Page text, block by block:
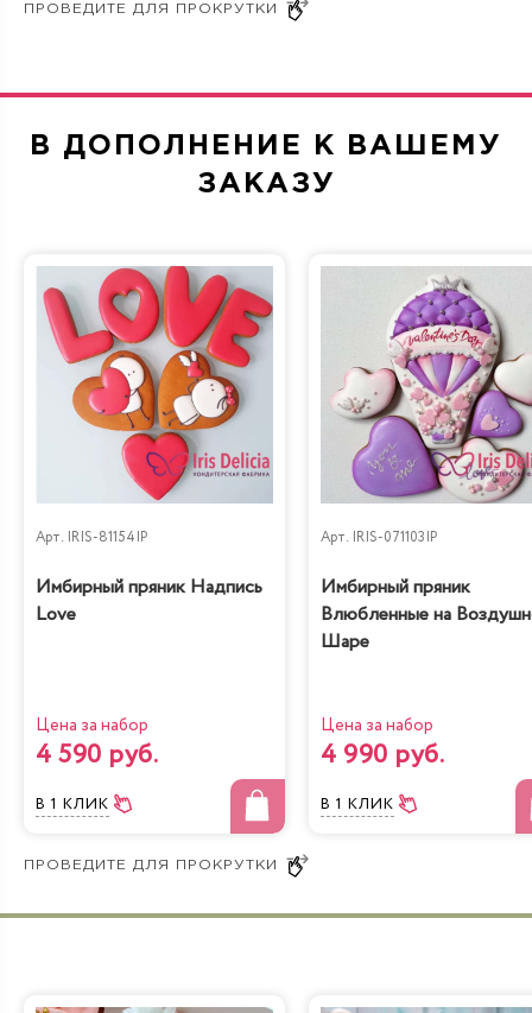
Торт Праздничный Подарок рыбаку. Купить торт на
Делиция. Заказать торт можно по телефону
84956362932, записаться на дегустацию по телефону
84997006129.
В ДОПОЛНЕНИЕ К ВАШЕМУ
ЗАКАЗУ
Арт. IRIS-81154IP
Имбирный пряник Надпись
Love
Цена за набор
4 590 руб.
В 1 КЛИК
Арт. IRIS-071103IP
Имбирный пряник
Влюбленные на
Шаре
Цена за набор
4 990 руб.
В 1 КЛИК